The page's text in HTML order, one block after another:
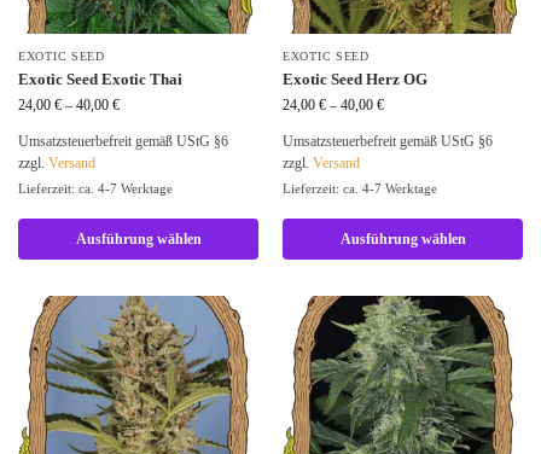
EXOTIC SEED
Exotic Seed Exotic Thai
24,00 € – 40,00 €
Umsatzsteuerbefreit gemäß UStG §6
zzgl. Versand
Lieferzeit: ca. 4-7 Werktage
Ausführung wählen
EXOTIC SEED
Exotic Seed Herz OG
24,00 € – 40,00 €
Umsatzsteuerbefreit gemäß UStG §6
zzgl. Versand
Lieferzeit: ca. 4-7 Werktage
Ausführung wählen